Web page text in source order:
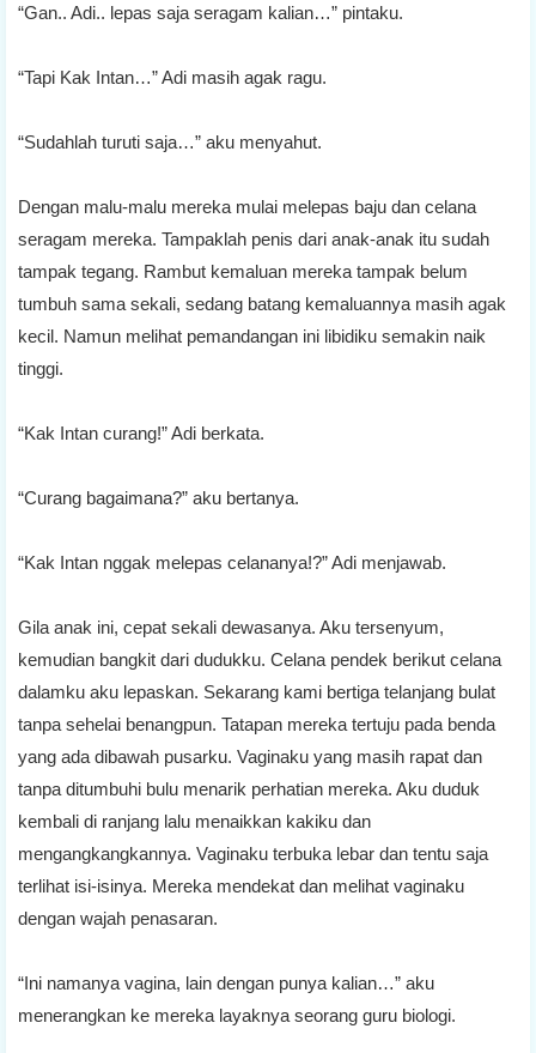
“Gan.. Adi.. lepas saja seragam kalian…” pintaku.
“Tapi Kak Intan…” Adi masih agak ragu.
“Sudahlah turuti saja…” aku menyahut.
Dengan malu-malu mereka mulai melepas baju dan celana
seragam mereka. Tampaklah penis dari anak-anak itu sudah
tampak tegang. Rambut kemaluan mereka tampak belum
tumbuh sama sekali, sedang batang kemaluannya masih agak
kecil. Namun melihat pemandangan ini libidiku semakin naik
tinggi.
“Kak Intan curang!” Adi berkata.
“Curang bagaimana?” aku bertanya.
“Kak Intan nggak melepas celananya!?” Adi menjawab.
Gila anak ini, cepat sekali dewasanya. Aku tersenyum,
kemudian bangkit dari dudukku. Celana pendek berikut celana
dalamku aku lepaskan. Sekarang kami bertiga telanjang bulat
tanpa sehelai benangpun. Tatapan mereka tertuju pada benda
yang ada dibawah pusarku. Vaginaku yang masih rapat dan
tanpa ditumbuhi bulu menarik perhatian mereka. Aku duduk
kembali di ranjang lalu menaikkan kakiku dan
mengangkangkannya. Vaginaku terbuka lebar dan tentu saja
terlihat isi-isinya. Mereka mendekat dan melihat vaginaku
dengan wajah penasaran.
“Ini namanya vagina, lain dengan punya kalian…” aku
menerangkan ke mereka layaknya seorang guru biologi.